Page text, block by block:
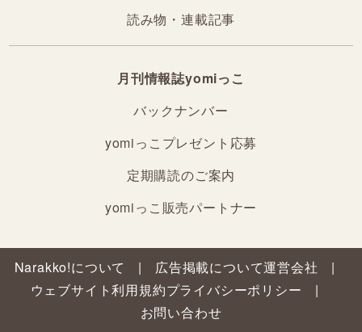
読み物・連載記事
月刊情報誌yomiっこ
バックナンバー
yomiっこプレゼント応募
定期購読のご案内
yomiっこ販売パートナー
Narakko!について 広告掲載について運営会社
ウェブサイト利用規約プライバシーポリシー
お問い合わせ